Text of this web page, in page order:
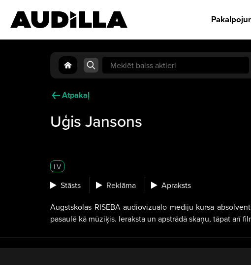
Search
for:
Atpakaļ
Uģis Jansons
LV
Stāsts Reklāma Apraksts
Augstskolas RISEBA audiovizuālo mediju kursa
pasaulē kā mūziķis. Ieraksta un apstrādā skaņu, tāpat arī